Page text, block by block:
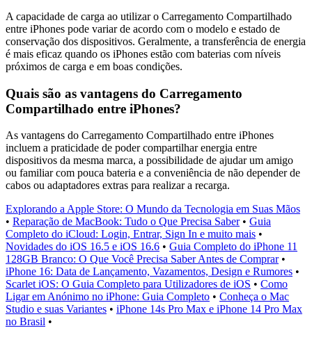
A capacidade de carga ao utilizar o Carregamento Compartilhado
entre iPhones pode variar de acordo com o modelo e estado de
conservação dos dispositivos. Geralmente, a transferência de energia
é mais eficaz quando os iPhones estão com baterias com níveis
próximos de carga e em boas condições.
Quais são as vantagens do Carregamento
Compartilhado entre iPhones?
As vantagens do Carregamento Compartilhado entre iPhones
incluem a praticidade de poder compartilhar energia entre
dispositivos da mesma marca, a possibilidade de ajudar um amigo
ou familiar com pouca bateria e a conveniência de não depender de
cabos ou adaptadores extras para realizar a recarga.
Explorando a Apple Store: O Mundo da Tecnologia em Suas Mãos
• Reparação de MacBook: Tudo o Que Precisa Saber• Guia
Completo do iCloud: Login, Entrar, Sign In e muito mais •
Novidades do iOS 16.5 e iOS 16.6 • Guia Completo do iPhone 11
128GB Branco: O Que Você Precisa Saber Antes de Comprar•
iPhone 16: Data de Lançamento, Vazamentos, Design e Rumores •
Scarlet iOS: O Guia Completo para Utilizadores de iOS • Como
Ligar em Anónimo no iPhone: Guia Completo • Conheça o Mac
Studio e suas Variantes • iPhone 14s Pro Max e iPhone 14 Pro Max
no Brasil •